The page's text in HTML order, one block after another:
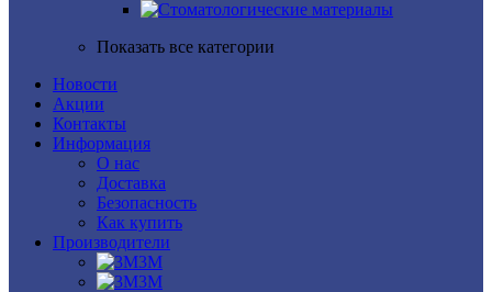
Показать все категории
Новости
Акции
Контакты
Информация
О нас
Доставка
Безопасность
Как купить
Производители
3M
3М